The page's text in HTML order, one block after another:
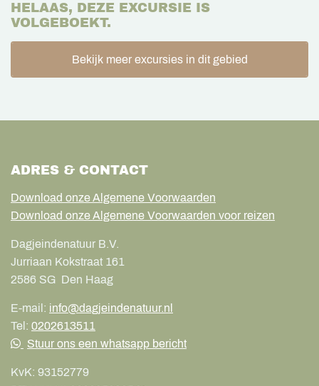
HELAAS, DEZE EXCURSIE IS
VOLGEBOEKT.
Bekijk meer excursies in dit gebied
ADRES & CONTACT
Download onze Algemene Voorwaarden
Download onze Algemene Voorwaarden voor reizen
Dagjeindenatuur B.V.
Jurriaan Kokstraat 161
2586 SG Den Haag
E-mail: info@dagjeindenatuur.nl
Tel: 0202613511
Stuur ons een whatsapp bericht
KvK: 93152779